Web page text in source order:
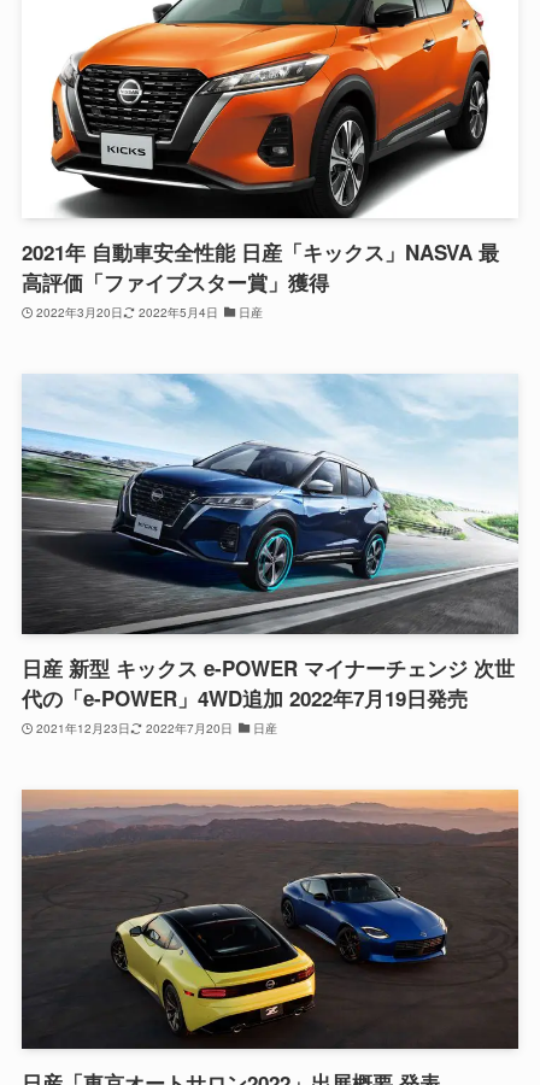
2021年 自動車安全性能 日産「キックス」NASVA 最
高評価「ファイブスター賞」獲得
2022年3月20日 2022年5月4日 日産
日産 新型 キックス e-POWER マイナーチェンジ 次世
代の「e-POWER」4WD追加 2022年7月19日発売
2021年12月23日 2022年7月20日 日産